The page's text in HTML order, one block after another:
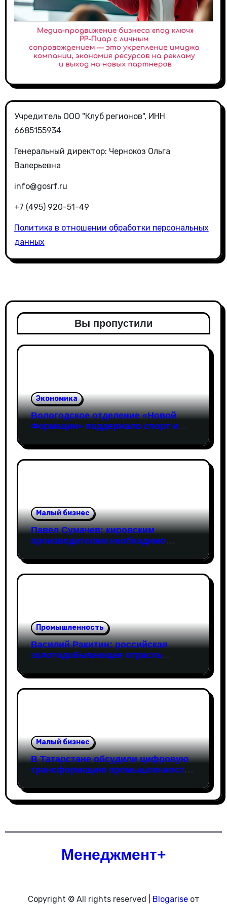
Учредитель ООО "Клуб регионов", ИНН
6685155934
Генеральный директор: Чернокоз Ольга
Валерьевна
info@gosrf.ru
+7 (495) 920-51-49
Политика в отношении обработки персональных
данных
Вы пропустили
Экономика
Вологодское отделение «Новой
Формации» поддержало спорт и
Малый бизнес
Павел Сумачев: кировским
производителям необходимо
рынок
Промышленность
Василий Ракитин: российская
золотодобывающая отрасль
благодаря перестройке экспорта и
технологической устойчивости
Малый бизнес
В Татарстане обсудили цифровую
трансформацию промышленности:
участие вице-президент «Новой
Формации» Руслан Гайнуллин
Менеджмент+
Copyright © All rights reserved Blogariseот